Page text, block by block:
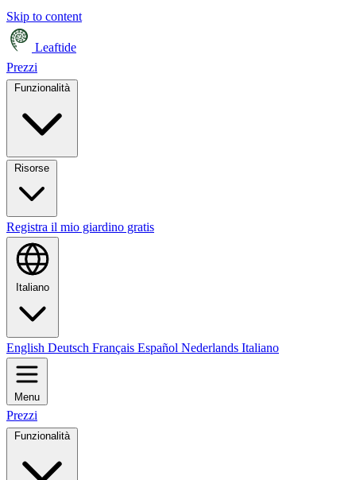
Skip to content
Leaftide
Prezzi
Funzionalità
Registra il mio giardino gratis
Italiano
English Deutsch Français Español Nederlands Italiano
Menu
Prezzi
Funzionalità